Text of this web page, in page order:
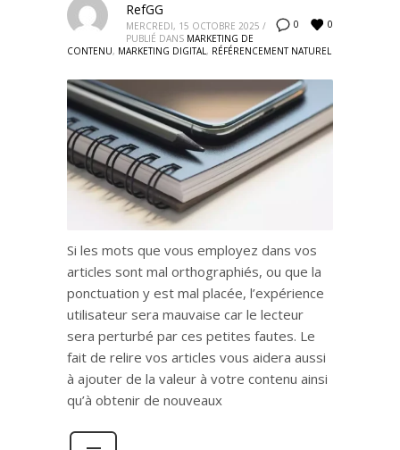
0 0
RefGG
MERCREDI, 15 OCTOBRE 2025 /
PUBLIÉ DANS MARKETING DE
CONTENU, MARKETING DIGITAL, RÉFÉRENCEMENT NATUREL
Si les mots que vous employez dans vos
articles sont mal orthographiés, ou que la
ponctuation y est mal placée, l’expérience
utilisateur sera mauvaise car le lecteur
sera perturbé par ces petites fautes. Le
fait de relire vos articles vous aidera aussi
à ajouter de la valeur à votre contenu ainsi
qu’à obtenir de nouveaux